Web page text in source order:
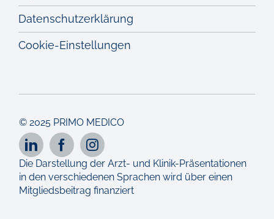
Datenschutzerklärung
Cookie-Einstellungen
© 2025 PRIMO MEDICO
Die Darstellung der Arzt- und Klinik-Präsentationen
in den verschiedenen Sprachen wird über einen
Mitgliedsbeitrag finanziert